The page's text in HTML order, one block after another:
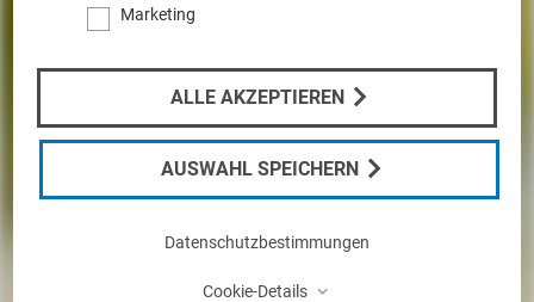
Marketing
ALLE AKZEPTIEREN
AUSWAHL SPEICHERN
Datenschutzbestimmungen
Cookie-Details ⌃